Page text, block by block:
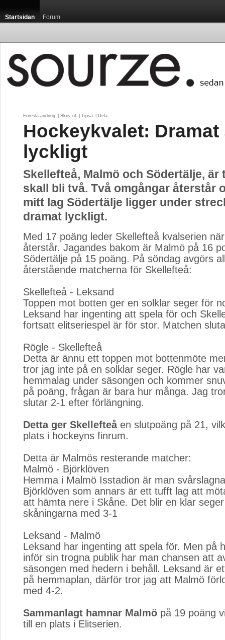
Startsidan Forum
Föreslå ändring Skriv ut Tipsa Dela
Hockeykvalet:
lyckligt
Skellefteå, Malmö och Södertälje, är
skall bli två. Två omgångar återstår
mitt lag Södertälje ligger under
dramat lyckligt.
Med 17 poäng leder Skellefteå kvalserien
återstår. Jagandes bakom är Malmö på 16
Södertälje på 15 poäng. På söndag avgörs
återstående matcherna för Skellefteå:
Skellefteå - Leksand
Toppen mot botten ger en solklar seger för
Leksand har ingenting att spela för och
fortsatt elitseriespel är för stor. Matchen
Rögle - Skellefteå
Detta är ännu ett toppen mot bottenmöte
tror jag inte på en solklar seger. Rögle har
hemmalag under säsongen och kommer
på poäng, frågan är bara hur många. Jag
slutar 2-1 efter förlängning.
Detta ger Skellefteåen slutpoäng på 21,
plats i hockeyns finrum.
Detta är Malmös resterande matcher:
Malmö - Björklöven
Hemma i Malmö Isstadion är man
Björklöven som annars är ett tufft lag att
att hämta nere i Skåne. Det blir en klar
skåningarna med 3-1
Leksand - Malmö
Leksand har ingenting att spela för. Men på
inför sin trogna publik har man chansen att
säsongen med hedern i behåll. Leksand är
på hemmaplan, därför tror jag att Malmö
med 4-2.
Sammanlagt hamnar Malmö på 19 poäng
till en plats i Elitserien.